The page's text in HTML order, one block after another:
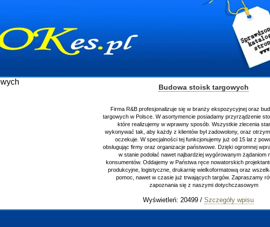
Budowa stoisk targowych
Firma R&B profesjonalizuje się w branży ekspozycyjnej oraz budowie stoisk
targowych w Polsce. W asortymencie posiadamy przyrządzenie stoisk targowych
które realizujemy w wprawny sposób. Wszystkie zlecenia staramy się
wykonywać tak, aby każdy z klientów był zadowolony, oraz otrzymywał to na co
oczekuje. W specjalności tej funkcjonujemy już od 15 lat z powodzeniem
obsługując firmy oraz organizacje państwowe. Dzięki ogromnej wprawie, jesteśmy
w stanie podołać nawet najbardziej wygórowanym żądaniom naszych
konsumentów. Oddajemy w Państwa ręce nowatorskich projektantów, zaplecze
produkcyjne, logistyczne, drukarnię wielkoformatową oraz wszelką niezbędną
pomoc, nawet w czasie już trwających targów. Zapraszamy również do
zapoznania się z naszymi dotychczasowym
Wyświetleń: 20499 / Szczegóły wpisu